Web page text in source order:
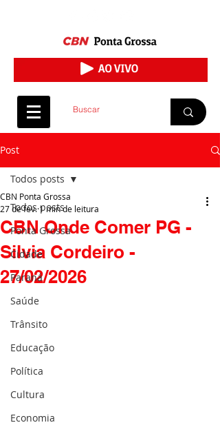
Post
Todos posts
Ponta Grossa
Cidade
Paraná
Saúde
Trânsito
Educação
Política
Cultura
Economia
Todos posts
CBN Onde Comer PG -
Silvia Cordeiro -
27/02/2026
CBN Ponta Grossa
27 de fev. 1 min de leitura